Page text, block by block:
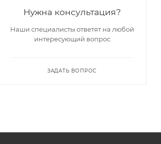
Нужна консультация?
Наши специалисты ответят на любой
интересующий вопрос
ЗАДАТЬ ВОПРОС